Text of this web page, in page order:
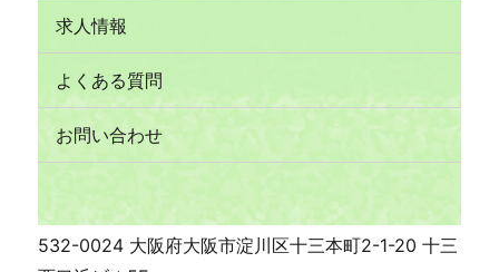
お家でお話を聞いてみて、そして、たくさん褒めて
求人情報
よくある質問
お問い合わせ
532-0024 大阪府大阪市淀川区十三本町2-1-20 十三